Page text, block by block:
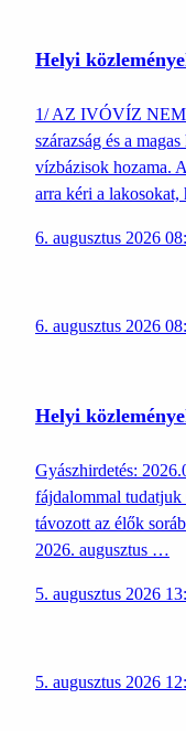
Helyi
1/ AZ IVÓVÍZ
szárazság és a
vízbázisok hozama.
arra kéri a
6. augusztus 2026
6. augusztus 2026
Helyi
Gyászhirdetés:
fájdalommal
távozott az élők
2026. augusztus …
5. augusztus 2026
5. augusztus 2026